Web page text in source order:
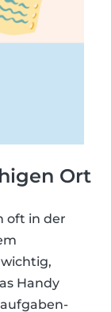
Ort
oft in der
Handy